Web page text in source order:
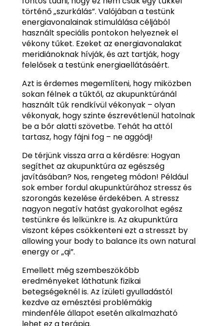
történő „szurkálás”. Valójában a testünk
energiavonalainak stimulálása céljából
használt speciális pontokon helyeznek el
vékony tűket. Ezeket az energiavonalakat
meridiánoknak hívják, és azt tartják, hogy
felelősek a testünk energiaellátásáért.
Azt is érdemes megemlíteni, hogy miközben
sokan félnek a tűktől, az akupunktúránál
használt tűk rendkívül vékonyak – olyan
vékonyak, hogy szinte észrevétlenül hatolnak
be a bőr alatti szövetbe. Tehát ha attól
tartasz, hogy fájni fog – ne aggódj!
De térjünk vissza arra a kérdésre: Hogyan
segíthet az akupunktúra az egészség
javításában? Nos, rengeteg módon! Például
sok ember fordul akupunktúrához stressz és
szorongás kezelése érdekében. A stressz
nagyon negatív hatást gyakorolhat egész
testünkre és lelkünkre is. Az akupunktúra
viszont képes csökkenteni ezt a stresszt by
allowing your body to balance its own natural
energy or „qi”.
Emellett még szembeszökőbb
eredményeket láthatunk fizikai
betegségeknél is. Az ízületi gyulladástól
kezdve az emésztési problémákig
mindenféle állapot esetén alkalmazható